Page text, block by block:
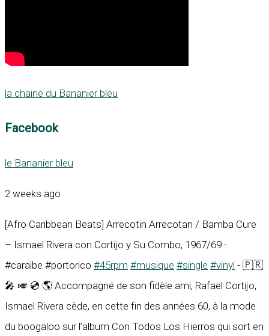
la chaine du Bananier bleu
Facebook
le Bananier bleu
2 weeks ago
[Afro Caribbean Beats] Arrecotin Arrecotan / Bamba Cure
– Ismael Rivera con Cortijo y Su Combo, 1967/69 -
#caraïbe #portorico #45rpm #musique #single #vinyl - 🇵🇷
🎤 🎺 💿 🌎 Accompagné de son fidèle ami, Rafael Cortijo,
Ismael Rivera cède, en cette fin des années 60, à la mode
du boogaloo sur l’album Con Todos Los Hierros qui sort en